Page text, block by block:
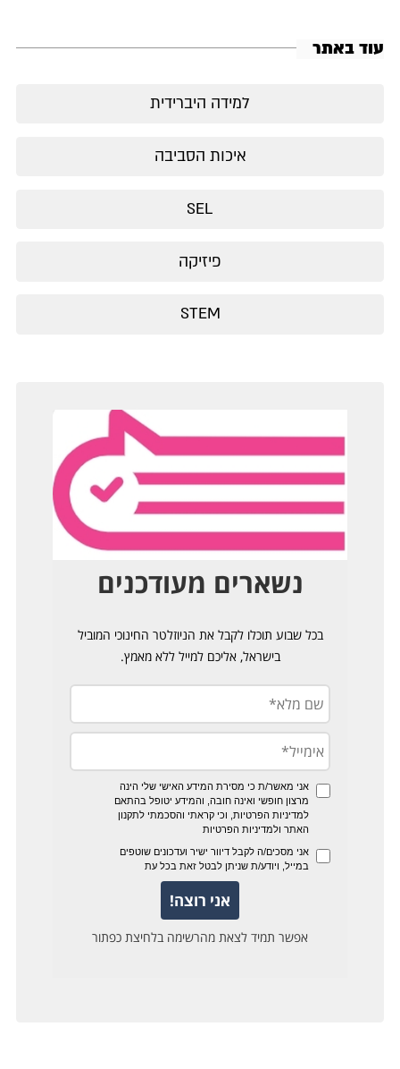
עוד באתר
למידה היברידית
איכות הסביבה
SEL
פיזיקה
STEM